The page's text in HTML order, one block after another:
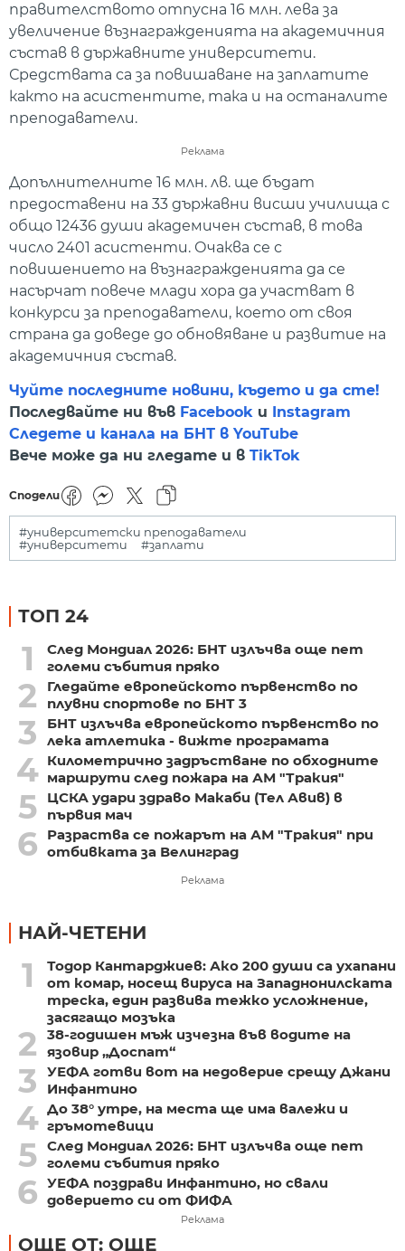
правителството отпусна 16 млн. лева за
увеличение възнагражденията на академичния
състав в държавните университети.
Средствата са за повишаване на заплатите
както на асистентите, така и на останалите
преподаватели.
Реклама
Допълнителните 16 млн. лв. ще бъдат
предоставени на 33 държавни висши училища с
общо 12436 души академичен състав, в това
число 2401 асистенти. Очаква се с
повишението на възнагражденията да се
насърчат повече млади хора да участват в
конкурси за преподаватели, което от своя
страна да доведе до обновяване и развитие на
академичния състав.
Чуйте последните новини, където и да сте!
Последвайте ни във Facebook и Instagram
Следете и канала на БНТ в YouTube
Вече може да ни гледате и в TikTok
Сподели
#университетски преподаватели
#университети
#заплати
ТОП 24
1
След Мондиал 2026: БНТ излъчва още пет
големи събития пряко
2
Гледайте европейското първенство по
плувни спортове по БНТ 3
3
БНТ излъчва европейското първенство по
лека атлетика - вижте програмата
4 Километрично задръстване по обходните
маршрути след пожара на АМ "Тракия"
5
ЦСКА удари здраво Макаби (Тел Авив) в
първия мач
6
Разраства се пожарът на АМ "Тракия" при
отбивката за Велинград
Реклама
НАЙ-ЧЕТЕНИ
1
Тодор Кантарджиев: Ако 200 души са ухапани
от комар, носещ вируса на Западнонилската
треска, един развива тежко усложнение,
засягащо мозъка
2
38-годишен мъж изчезна във водите на
язовир „Доспат“
3
УЕФА готви вот на недоверие срещу Джани
Инфантино
4 До 38° утре, на места ще има валежи и
гръмотевици
5 След Мондиал 2026: БНТ излъчва още пет
големи събития пряко
6 УЕФА поздрави Инфантино, но свали
доверието си от ФИФА
Реклама
ОЩЕ ОТ: ОЩЕ